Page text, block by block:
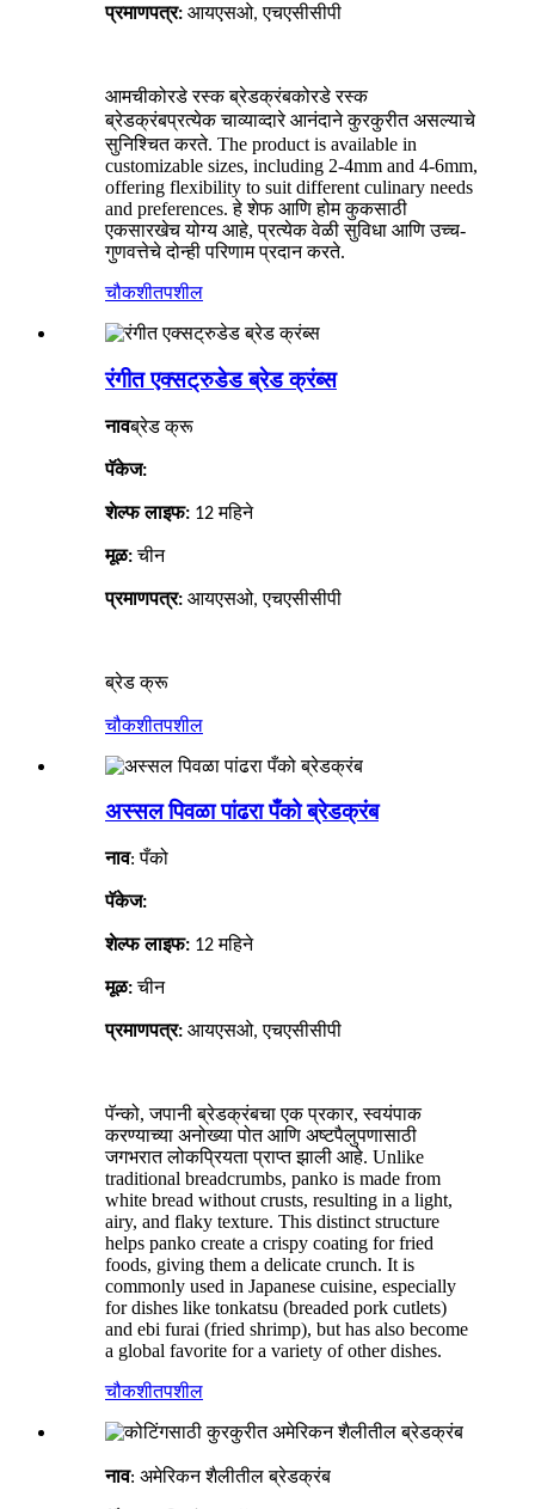
प्रमाणपत्र: आयएसओ, एचएसीसीपी
आमचीकोरडे रस्क ब्रेडक्रंबकोरडे रस्क
ब्रेडक्रंबप्रत्येक चाव्याव्दारे आनंदाने कुरकुरीत असल्याचे
सुनिश्चित करते. The product is available in
customizable sizes, including 2-4mm and 4-6mm,
offering flexibility to suit different culinary needs
and preferences. हे शेफ आणि होम कुकसाठी
एकसारखेच योग्य आहे, प्रत्येक वेळी सुविधा आणि उच्च-
गुणवत्तेचे दोन्ही परिणाम प्रदान करते.
चौकशीतपशील
रंगीत एक्सट्रुडेड ब्रेड क्रंब्स
नावब्रेड क्रू
पॅकेज:
शेल्फ लाइफ: 12 महिने
मूळ: चीन
प्रमाणपत्र: आयएसओ, एचएसीसीपी
ब्रेड क्रू
चौकशीतपशील
अस्सल पिवळा पांढरा पँको ब्रेडक्रंब
नाव:पँको
पॅकेज:
शेल्फ लाइफ: 12 महिने
मूळ: चीन
प्रमाणपत्र: आयएसओ, एचएसीसीपी
पॅन्को, जपानी ब्रेडक्रंबचा एक प्रकार, स्वयंपाक
करण्याच्या अनोख्या पोत आणि अष्टपैलुपणासाठी
जगभरात लोकप्रियता प्राप्त झाली आहे. Unlike
traditional breadcrumbs, panko is made from
white bread without crusts, resulting in a light,
airy, and flaky texture. This distinct structure
helps panko create a crispy coating for fried
foods, giving them a delicate crunch. It is
commonly used in Japanese cuisine, especially
for dishes like tonkatsu (breaded pork cutlets)
and ebi furai (fried shrimp), but has also become
a global favorite for a variety of other dishes.
चौकशीतपशील
नाव: अमेरिकन शैलीतील ब्रेडक्रंब